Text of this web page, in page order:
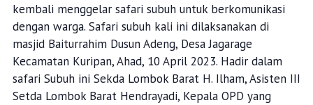
kembali menggelar safari subuh untuk berkomunikasi
dengan warga. Safari subuh kali ini dilaksanakan di
masjid Baiturrahim Dusun Adeng, Desa Jagarage
Kecamatan Kuripan, Ahad, 10 April 2023. Hadir dalam
safari Subuh ini Sekda Lombok Barat H. Ilham, Asisten III
Setda Lombok Barat Hendrayadi, Kepala OPD yang